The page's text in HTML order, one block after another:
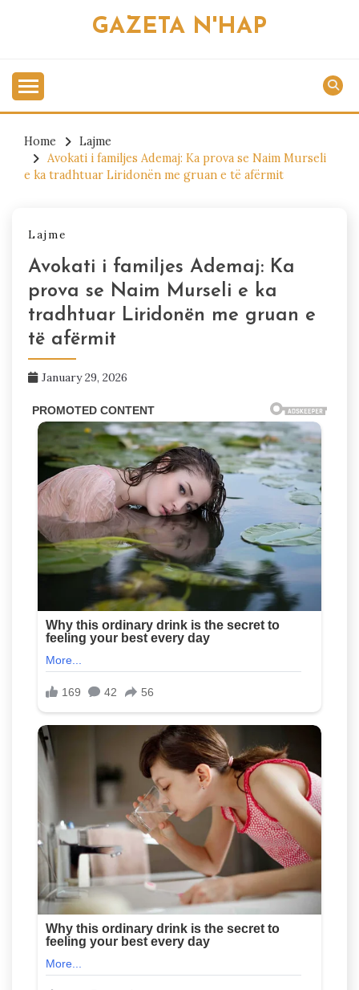
GAZETA N'HAP
Home
Lajme
Avokati i familjes Ademaj: Ka prova se Naim Murseli
e ka tradhtuar Liridonën me gruan e të afërmit
Lajme
Avokati i familjes Ademaj: Ka
prova se Naim Murseli e ka
tradhtuar Liridonën me gruan e
të afërmit
January 29, 2026